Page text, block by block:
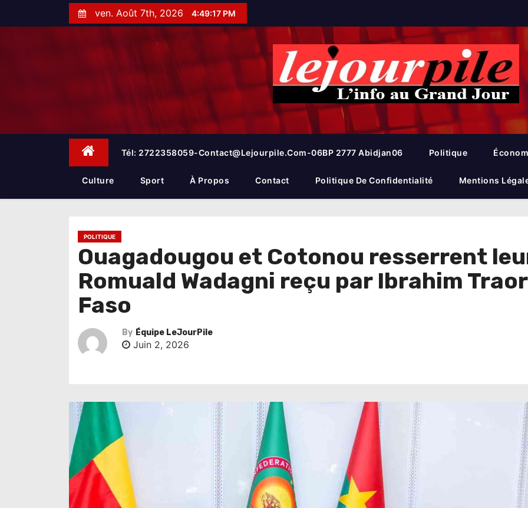
t
ven. Août 7th, 2026 4:49:19 PM
Tél: 2722358059-Contact@lejourpile.com-06BP 2777 Abidjan06 Politique
Culture Sport À Propos Contact Politique De Confidentialité Mentions
POLITIQUE
Ouagadougou et Cotonou resserrent
Romuald Wadagni reçu par Ibrahim
Faso
By Équipe LeJourPile
Juin 2, 2026